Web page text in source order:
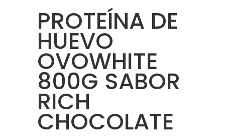
PROTEÍNA DE
HUEVO
OVOWHITE
800G SABOR
RICH
CHOCOLATE